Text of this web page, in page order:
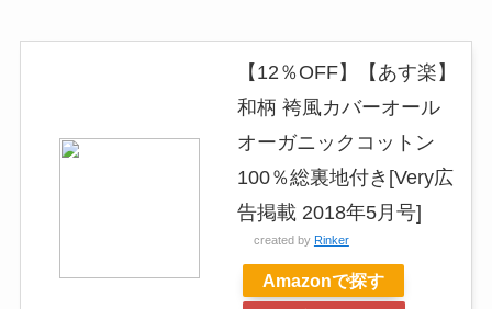
【12％OFF】【あす楽】
和柄 袴風カバーオール
オーガニックコットン
100％総裏地付き[Very広
告掲載 2018年5月号]
created by Rinker
Amazonで探す